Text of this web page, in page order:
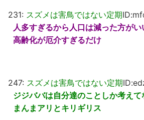
231: スズメは害鳥ではない定期
人多すぎるから人口は減った方がい
高齢化が厄介すぎるだけ
247: スズメは害鳥ではない定期
ジジババは自分達のことしか考え
まんまアリとキリギリス